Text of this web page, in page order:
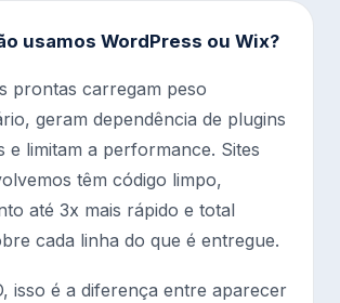
usamos WordPress ou Wix?
prontas carregam peso
geram dependência de plugins
e limitam a performance. Sites
têm código limpo,
até 3x mais rápido e total
cada linha do que é entregue.
isso é a diferença entre aparecer